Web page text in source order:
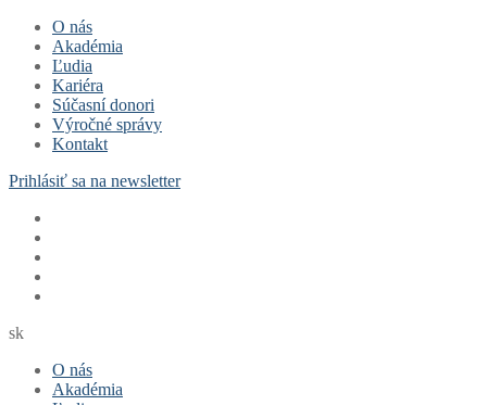
Preskočiť
obsah
Menu
ZavrieťO nás
Akadémia
Ľudia
Kariéra
Súčasní donori
Výročné správy
Kontakt
Prihlásiť sa na newsletter
sk
O nás
Akadémia